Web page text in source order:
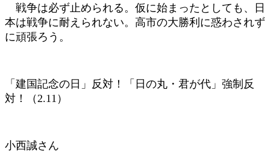
戦争は必ず止められる。仮に始まったとしても、日
本は戦争に耐えられない。高市の大勝利に惑わされず
に頑張ろう。
「建国記念の日」反対！「日の丸・君が代」強制反
対！（2.11）
小西誠さん